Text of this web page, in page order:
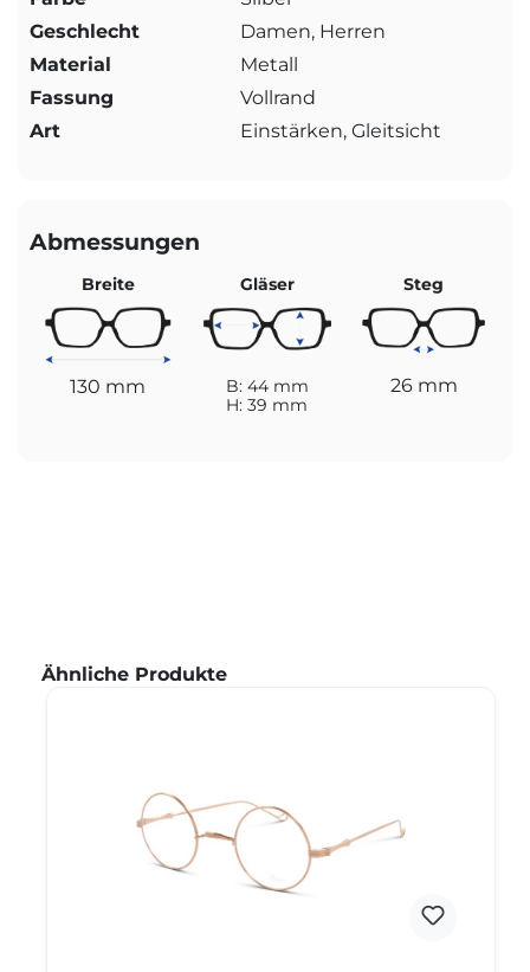
Geschlecht
Damen, Herren
Material
Metall
Fassung
Vollrand
Art
Einstärken, Gleitsicht
Abmessungen
Breite
130 mm
Gläser
B: 44 mm
H: 39 mm
Steg
26 mm
Produktgalerie überspringen
Ähnliche Produkte